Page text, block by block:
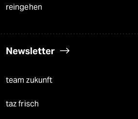
reingehen
Newsletter
team zukunft
taz frisch